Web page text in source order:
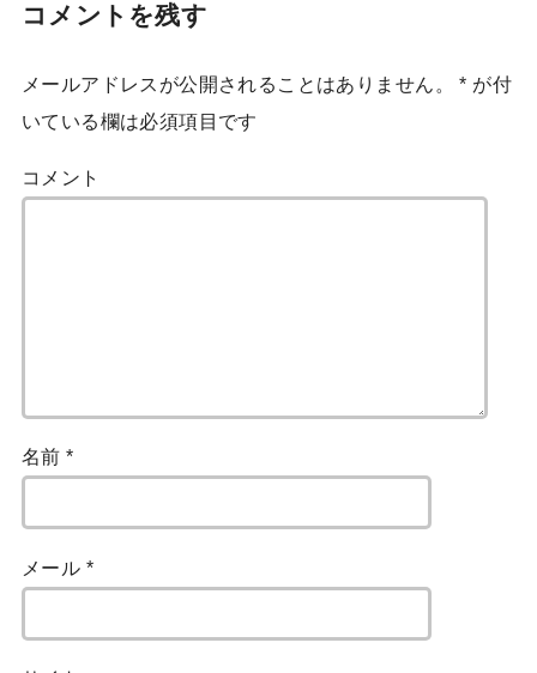
コメントを残す
メールアドレスが公開されることはありません。 * が付
いている欄は必須項目です
コメント
名前*
メール *